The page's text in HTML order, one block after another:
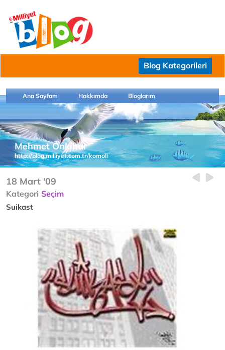
Blog Kategorileri
Ana Sayfam Hakkımda Bloglarım
Mehmet Önkibar
http://blog.milliyet.com.tr/komoli
18 Mart '09
Kategori Seçim
Suikast